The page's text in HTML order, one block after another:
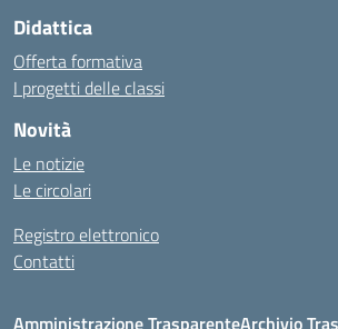
Didattica
Offerta formativa
I progetti delle classi
Novità
Le notizie
Le circolari
Registro elettronico
Contatti
Amministrazione TrasparenteArchivio